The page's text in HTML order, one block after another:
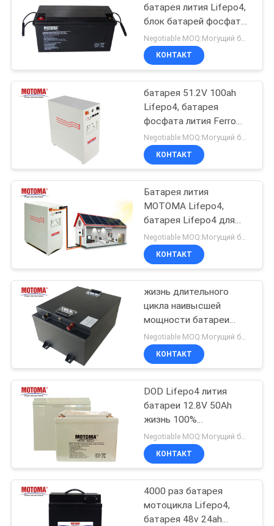
Батарея
отслежывателя
GPS
Блок батарей IOT
26
Батарея lipo лития
Батарея машины
POS
8
батарея лития Lifepo4,
блок батарей фосфата
лития 12.8V 200Ah
КОНТАКТ
батарея 51.2V 100ah
Lifepo4, батарея
фосфата лития Ferro
для солнечной системы
Negotiable MOQ:Могущий быть предметом переговоров
КОНТАКТ
Батарея лития
MOTOMA Lifepo4,
батарея Lifepo4 для
хранения солнечной
энергии
Negotiable MOQ:Могущий быть предметом переговоров
КОНТАКТ
жизнь длительного
цикла наивысшей
мощности батареи
51.2V 120ah Lifepo4 для
тележки гольфа
КОНТАКТ
DOD Lifepo4 лития
батареи 12.8V 50Ah
жизнь 100%
длительного цикла 4000
раз для UPS
КОНТАКТ
4000 раз батарея
мотоцикла Lifepo4,
батарея 48v 24ah